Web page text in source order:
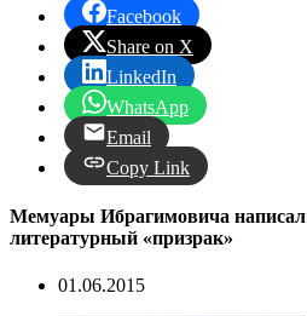
Facebook
Share on X
LinkedIn
WhatsApp
Email
Copy Link
Мемуары Ибрагимовича написал
литературный «призрак»
01.06.2015